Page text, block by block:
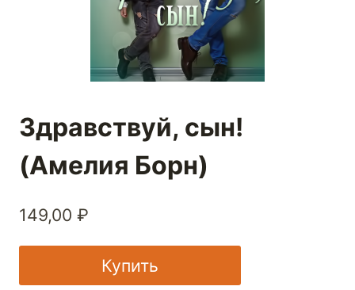
Здравствуй, сын!
(Амелия Борн)
149,00 ₽
Купить